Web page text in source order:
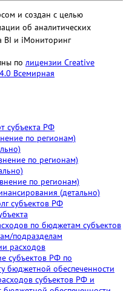
и создан с целью
об аналитических
BI и iМониторинг
по лицензии Creative
Всемирная
субъекта РФ
по регионам)
по регионам)
по регионам)
(детально)
субъектов РФ
по бюджетам субъектов
подразделам
расходов
субъектов РФ по
бюджетной обеспеченности
субъектов РФ и